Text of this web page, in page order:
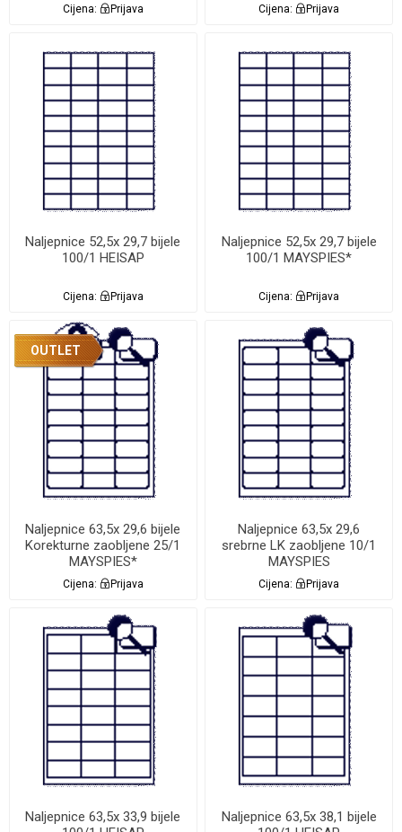
Cijena: Prijava Cijena: Prijava
Naljepnice 52,5x 29,7 bijele
100/1 HEISAP
Cijena: Prijava
Naljepnice 52,5x 29,7 bijele
100/1 MAYSPIES*
Cijena: Prijava
OUTLET
Naljepnice 63,5x 29,6 bijele
Korekturne zaobljene 25/1
MAYSPIES*
Cijena: Prijava
Naljepnice 63,5x 29,6
srebrne LK zaobljene 10/1
MAYSPIES
Cijena: Prijava
Naljepnice 63,5x 33,9 bijele
Naljepnice 63,5x 38,1 bijele